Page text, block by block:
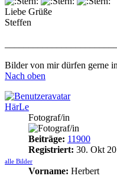
Liebe Grüße
Steffen
Bilder von mir dürfen gerne
Nach oben
HärLe
Fotograf/in
Beiträge: 11900
Registriert: 30. Okt
alle Bilder
Vorname: Herbert